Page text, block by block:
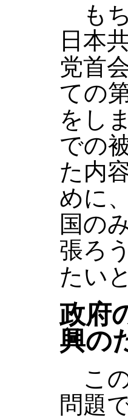
もち
日本
党首
ての
をし
での
た内
めに
国の
張ろ
たい
政府
興の
この
問題